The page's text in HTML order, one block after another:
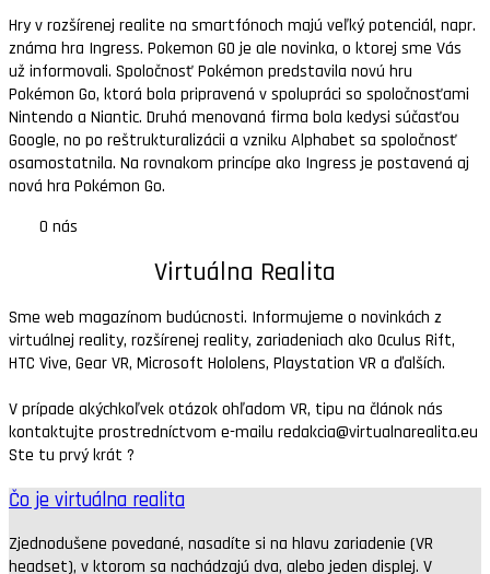
Hry v rozšírenej realite na smartfónoch majú veľký potenciál, napr.
známa hra Ingress. Pokemon GO je ale novinka, o ktorej sme Vás
už informovali. Spoločnosť Pokémon predstavila novú hru
Pokémon Go, ktorá bola pripravená v spolupráci so spoločnosťami
Nintendo a Niantic. Druhá menovaná firma bola kedysi súčasťou
Google, no po reštrukturalizácii a vzniku Alphabet sa spoločnosť
osamostatnila. Na rovnakom princípe ako Ingress je postavená aj
nová hra Pokémon Go.
O nás
Virtuálna Realita
Sme web magazínom budúcnosti. Informujeme o novinkách z
virtuálnej reality, rozšírenej reality, zariadeniach ako Oculus Rift,
HTC Vive, Gear VR, Microsoft Hololens, Playstation VR a ďalších.
V prípade akýchkoľvek otázok ohľadom VR, tipu na článok nás
kontaktujte prostredníctvom e-mailu redakcia@virtualnarealita.eu
Ste tu prvý krát ?
Čo je virtuálna realita
Zjednodušene povedané, nasadíte si na hlavu zariadenie (VR
headset), v ktorom sa nachádzajú dva, alebo jeden displej. V